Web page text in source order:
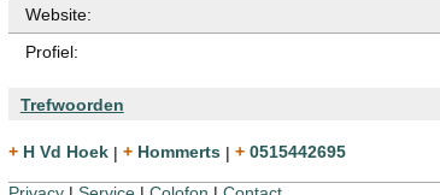
Website:
Profiel:
Trefwoorden
+ H Vd Hoek | + Hommerts | + 0515442695